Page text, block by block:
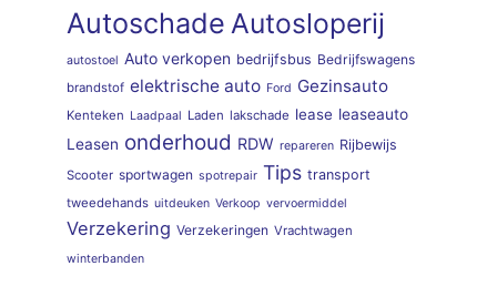
Autoschade Autosloperij
autostoel Auto verkopen bedrijfsbus Bedrijfswagens
brandstof elektrische auto Ford Gezinsauto
Kenteken Laadpaal Laden lakschade lease leaseauto
Leasen onderhoud RDW repareren Rijbewijs
Scooter sportwagen spotrepair Tips transport
tweedehands uitdeuken Verkoop vervoermiddel
Verzekering Verzekeringen Vrachtwagen
winterbanden